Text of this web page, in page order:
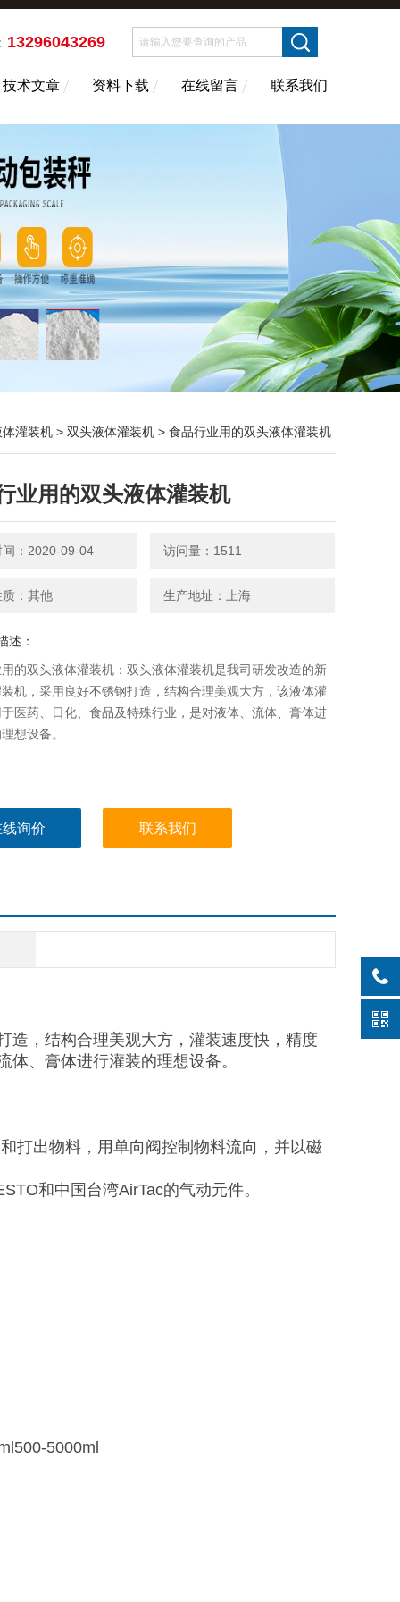
13296043269
技术文章 资料下载 在线留言 联系我们
体灌装机 > 双头液体灌装机 > 食品行业用的双头液体灌装机
业用的双头液体灌装机
间：2020-09-04 访问量：1511
：其他 生产地址：上海
述：
的双头液体灌装机：双头液体灌装机是我司研发改造的新
机，采用良好不锈钢打造，结构合理美观大方，该液体灌
医药、日化、食品及特殊行业，是对液体、流体、膏体进
想设备。
询价 联系我们
造，结构合理美观大方，灌装速度快，精度
、膏体进行灌装的理想设备。
打出物料，用单向阀控制物料流向，并以磁
和中国台湾AirTac的气动元件。
5000ml